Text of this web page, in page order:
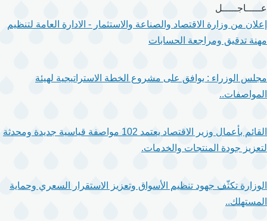
تجاوز
إلى
المحتوى
عـــــاجـــــل
إعلان من وزارة الاقتصاد والصناعة والاستثمار - الادارة العامة لتنظيم
مهنة تدقيق ومراجعة الحسابات
مجلس الوزراء : يوافق على مشروع الخطة الاستراتيجية لهيئة
المواصفات..
القائم بأعمال وزير الاقتصاد يعتمد 102 مواصفة قياسية جديدة ومحدثة
لتعزيز جودة المنتجات والخدمات.
الوزارة تكثّف جهود تنظيم الأسواق وتعزيز الاستقرار السعري وحماية
المستهلك..